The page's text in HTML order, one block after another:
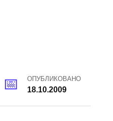
ОПУБЛИКОВАНО
18.10.2009